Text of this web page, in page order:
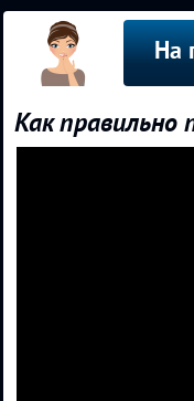
На
Как